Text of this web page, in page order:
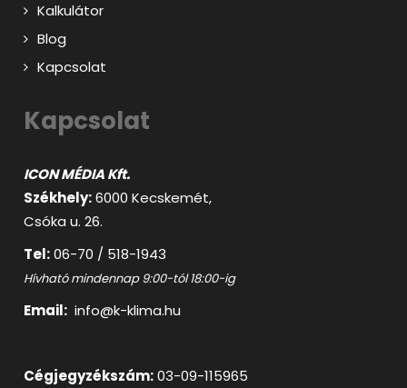
Kalkulátor
Blog
Kapcsolat
Kapcsolat
ICON MÉDIA Kft.
Székhely:6000 Kecskemét,
Csóka u. 26.
Tel:06-70 / 518-1943
Hívható mindennap 9:00-tól 18:00-ig
Email: info@k-klima.hu
Cégjegyzékszám:03-09-115965